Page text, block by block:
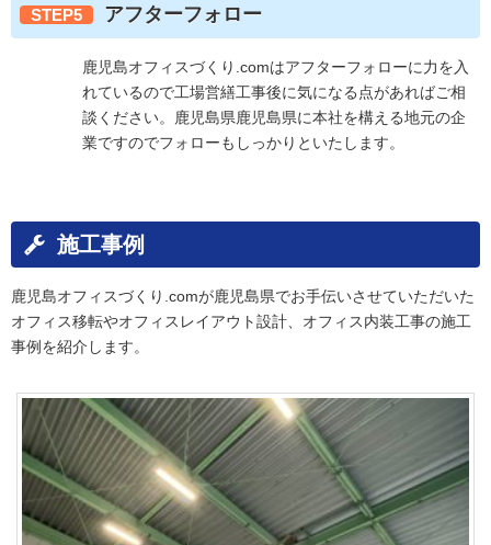
STEP5 アフターフォロー
鹿児島オフィスづくり.comはアフターフォローに力を入
れているので工場営繕工事後に気になる点があればご相
談ください。鹿児島県鹿児島県に本社を構える地元の企
業ですのでフォローもしっかりといたします。
施工事例
鹿児島オフィスづくり.comが鹿児島県でお手伝いさせていただいた
オフィス移転やオフィスレイアウト設計、オフィス内装工事の施工
事例を紹介します。